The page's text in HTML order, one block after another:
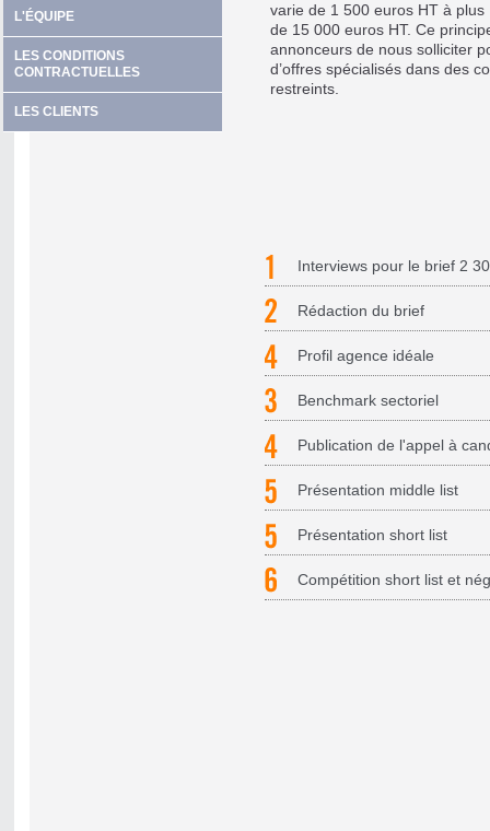
L'ÉQUIPE
LES CONDITIONS
CONTRACTUELLES
LES CLIENTS
varie de 1 500 euros HT à plus
de 15 000 euros HT. Ce
annonceurs de nous solliciter
d’offres spécialisés dans des
restreints.
Interviews pour le brief 2
Rédaction du brief
Profil agence idéale
Benchmark sectoriel
Publication de l'appel à
Présentation middle list
Présentation short list
Compétition short list et